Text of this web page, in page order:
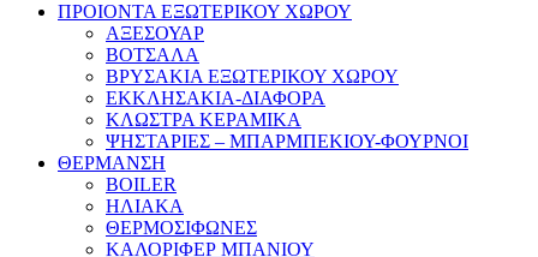
ΠΡΟΙΟΝΤΑ ΕΞΩΤΕΡΙΚΟΥ ΧΩΡΟΥ
ΑΞΕΣΟΥΑΡ
ΒΟΤΣΑΛΑ
ΒΡΥΣΑΚΙΑ ΕΞΩΤΕΡΙΚΟΥ ΧΩΡΟΥ
ΕΚΚΛΗΣΑΚΙΑ-ΔΙΑΦΟΡΑ
ΚΛΩΣΤΡΑ ΚΕΡΑΜΙΚΑ
ΨΗΣΤΑΡΙΕΣ – ΜΠΑΡΜΠΕΚΙΟΥ-ΦΟΥΡΝΟΙ
ΘΕΡΜΑΝΣΗ
BOILER
ΗΛΙΑΚΑ
ΘΕΡΜΟΣΙΦΩΝΕΣ
ΚΑΛΟΡΙΦΕΡ ΜΠΑΝΙΟΥ